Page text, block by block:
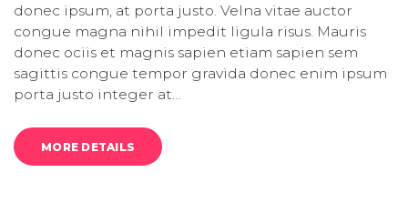
donec ipsum, at porta justo. Velna vitae auctor
congue magna nihil impedit ligula risus. Mauris
donec ociis et magnis sapien etiam sapien sem
sagittis congue tempor gravida donec enim ipsum
porta justo integer at…
MORE DETAILS